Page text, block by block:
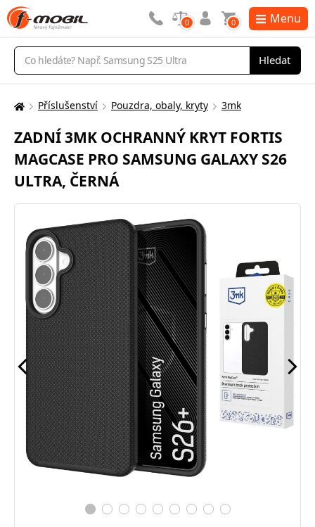
Vyhledávání
Hledat
0 0 Menu
Zde
nacházíte:
Příslušenství Pouzdra, obaly, kryty 3mk
ZADNÍ 3MK OCHRANNÝ KRYT FORTIS
MAGCASE PRO SAMSUNG GALAXY S26
ULTRA, ČERNÁ